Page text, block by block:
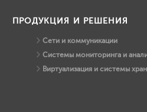
ПРОДУКЦИЯ И РЕШЕНИЯ
Сети и коммуникации
Системы мониторинга и
Виртуализация и системы